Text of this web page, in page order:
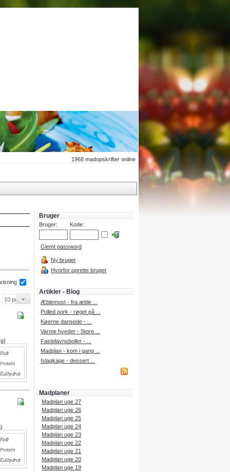
1968 madopskrifter online
Bruger
Bruger: Kode:
Glemt password
Ny bruger
Hvorfor oprette bruger
Artikler - Blog
Æblemost - fra æble ...
Pulled pork - røget på ...
Køerne dansede - ...
Varme hveder - Store ...
Fastelavnsboller - ...
Madplan - kom i gang ...
Islagkage - dessert ...
Madplaner
Madplan uge 27
Madplan uge 26
Madplan uge 25
Madplan uge 24
Madplan uge 23
Madplan uge 22
Madplan uge 21
Madplan uge 20
Madplan uge 19